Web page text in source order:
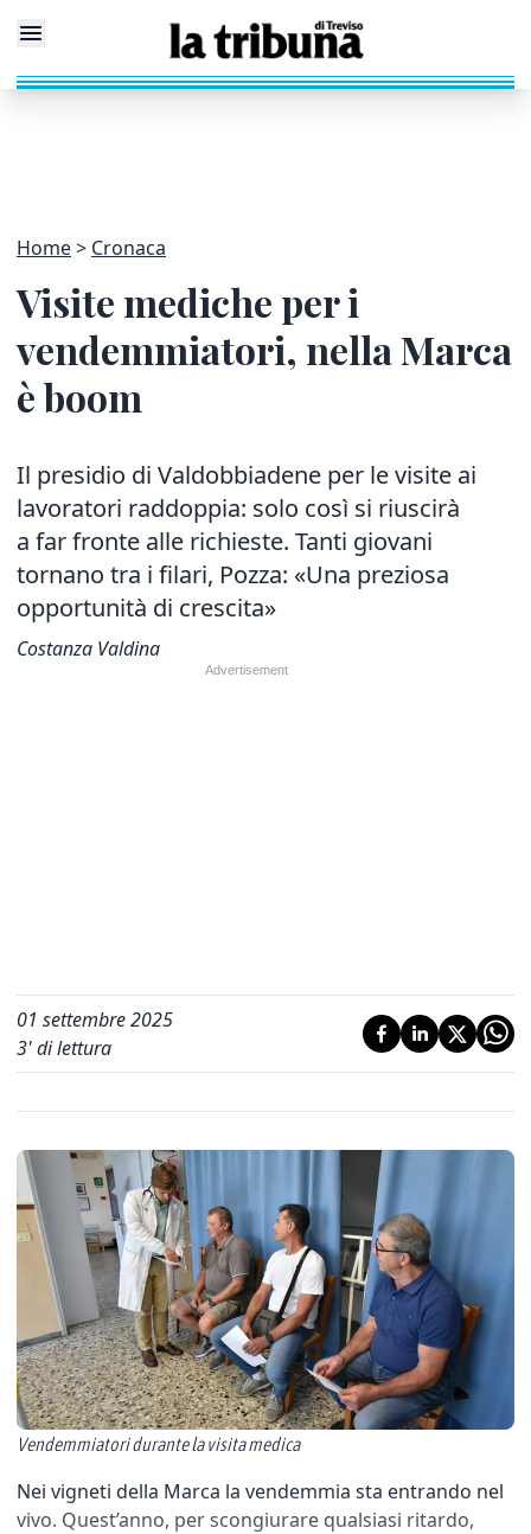
Home Cronaca
Visite mediche per i
vendemmiatori, nella Marca
è boom
Il presidio di Valdobbiadene per le visite ai
lavoratori raddoppia: solo così si riuscirà
a far fronte alle richieste. Tanti giovani
tornano tra i filari, Pozza: «Una preziosa
opportunità di crescita»
Costanza Valdina
01 settembre 2025
3' di lettura
Vendemmiatori durante la visita medica
Nei vigneti della Marca la vendemmia sta entrando nel
vivo. Quest’anno, per scongiurare qualsiasi ritardo,